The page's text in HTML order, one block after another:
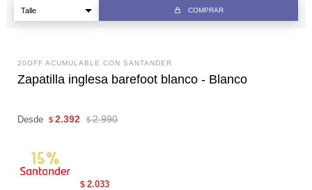
COMPRAR
20OFF ACUMULABLE CON SANTANDER
Zapatilla inglesa barefoot blanco - Blanco
Desde $ 2.392 $ 2.990
$ 2.033